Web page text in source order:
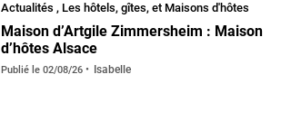
Actualités , Les hôtels, gîtes, et Maisons d'hôtes
Maison d’Artgile Zimmersheim : Maison
d’hôtes Alsace
Publié le 02/08/26 Isabelle